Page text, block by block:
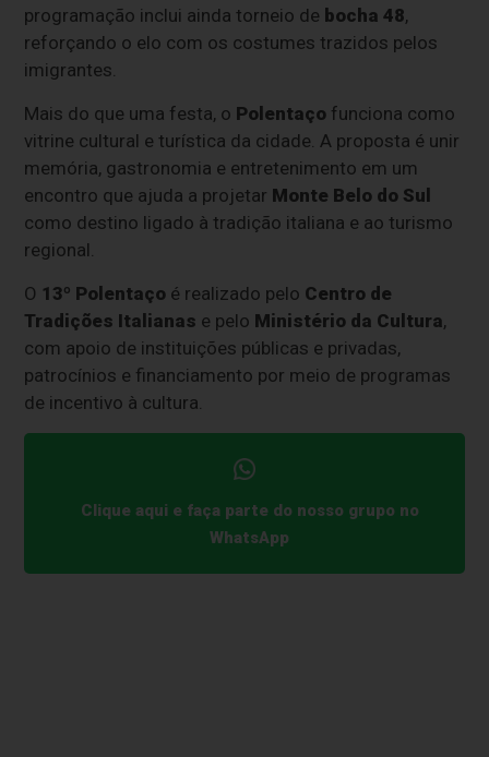
programação inclui ainda torneio de bocha 48,
reforçando o elo com os costumes trazidos pelos
imigrantes.
Mais do que uma festa, o Polentaço funciona como
vitrine cultural e turística da cidade. A proposta é unir
memória, gastronomia e entretenimento em um
encontro que ajuda a projetar Monte Belo do Sul
como destino ligado à tradição italiana e ao turismo
regional.
O 13º Polentaço é realizado pelo Centro de
Tradições Italianas e pelo Ministério da Cultura,
com apoio de instituições públicas e privadas,
patrocínios e financiamento por meio de programas
de incentivo à cultura.
Clique aqui e faça parte do nosso grupo no
WhatsApp